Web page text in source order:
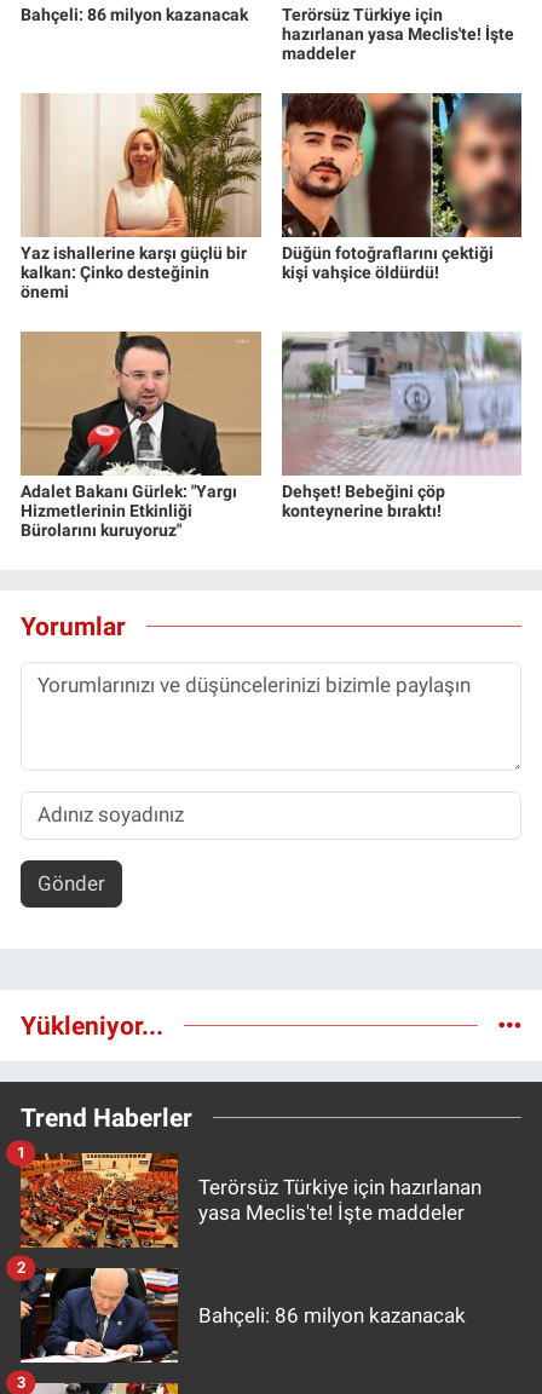
Bahçeli: 86 milyon kazanacak
Terörsüz Türkiye için
hazırlanan yasa Meclis'te! İşte
maddeler
Yaz ishallerine karşı güçlü bir
kalkan: Çinko desteğinin
önemi
Düğün fotoğraflarını çektiği
kişi vahşice öldürdü!
Adalet Bakanı Gürlek: "Yargı
Hizmetlerinin Etkinliği
Bürolarını kuruyoruz"
Dehşet! Bebeğini çöp
konteynerine bıraktı!
Yorumlar
Gönder
Yükleniyor...
Trend Haberler
Terörsüz Türkiye için hazırlanan
yasa Meclis'te! İşte maddeler
1
Bahçeli: 86 milyon kazanacak
2
3